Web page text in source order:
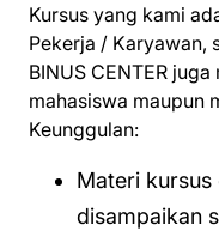
Kursus yang kami
Pekerja / Karyawan,
BINUS CENTER
mahasiswa maupun
Keunggulan:
Materi kursus
disampaikan